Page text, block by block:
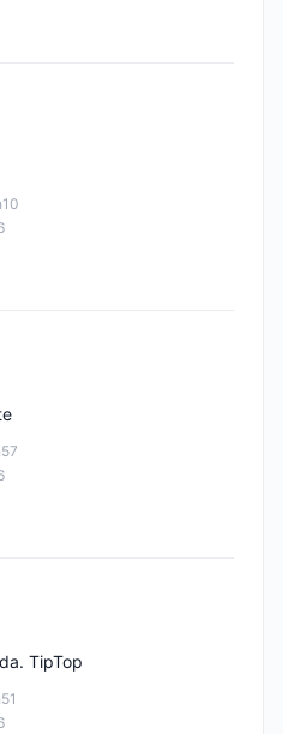
TipTop